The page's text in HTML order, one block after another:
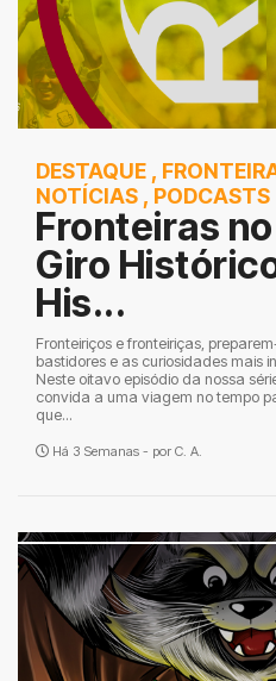
DESTAQUE ,
NOTÍCIAS , PODCASTS
Fronteiras
Giro
His...
Fronteiriços e fronteiriças,
bastidores e as curiosidades mais
Neste oitavo episódio da nossa
convida a uma viagem no tempo
que...
Há 3 Semanas - por C. A.